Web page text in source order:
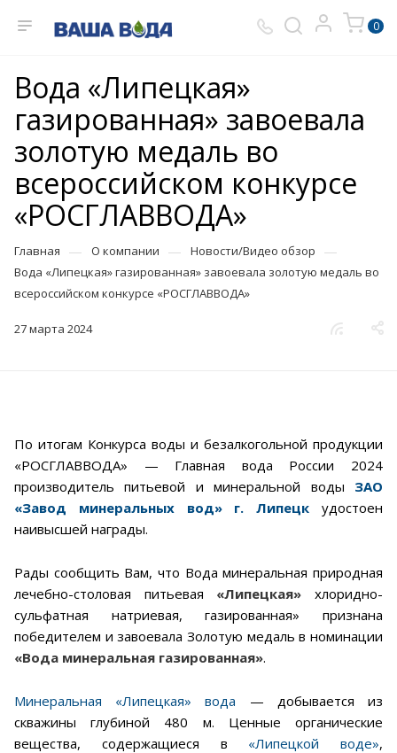
0
Вода «Липецкая»
газированная» завоевала
золотую медаль во
всероссийском конкурсе
«РОСГЛАВВОДА»
Главная — О компании — Новости/Видео обзор —
Вода «Липецкая» газированная» завоевала золотую медаль во
всероссийском конкурсе «РОСГЛАВВОДА»
27 марта 2024
По итогам Конкурса воды и безалкогольной продукции
«РОСГЛАВВОДА» — Главная вода России 2024
производитель питьевой и минеральной воды ЗАО
«Завод минеральных вод» г. Липецк удостоен
наивысшей награды.
Рады сообщить Вам, что Вода минеральная природная
лечебно-столовая питьевая «Липецкая» хлоридно-
сульфатная натриевая, газированная» признана
победителем и завоевала Золотую медаль в номинации
«Вода минеральная газированная».
Минеральная «Липецкая» вода — добывается из
скважины глубиной 480 м. Ценные органические
вещества, содержащиеся в «Липецкой воде»,